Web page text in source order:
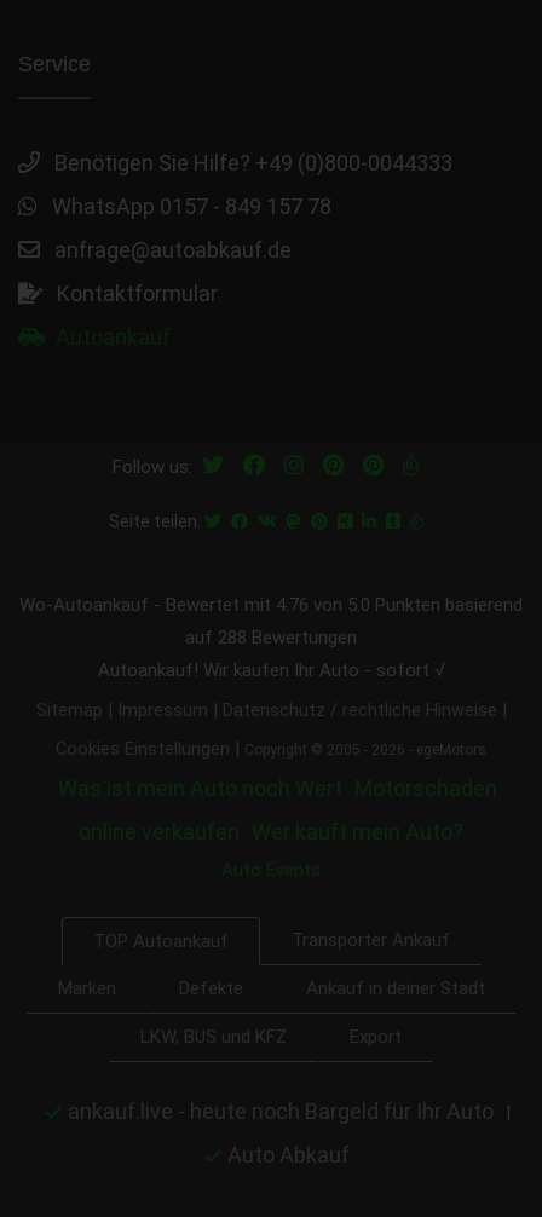
Service
Benötigen Sie Hilfe? +49 (0)800-0044333
WhatsApp 0157 - 849 157 78
anfrage@autoabkauf.de
Kontaktformular
Follow us:
Seite teilen:
Wo-Autoankauf - Bewertet mit 4.76 von 5.0 Punkten basierend
auf 288 Bewertungen
Autoankauf! Wir kaufen Ihr Auto - sofort √
Sitemap Impressum Datenschutz / rechtliche Hinweise
Cookies Einstellungen Copyright © 2005 - 2026 - egeMotors
Was ist mein Auto noch Wert Motorschaden
online verkaufen
Wer kauft mein Auto?
Auto Events
TOP Autoankauf Transporter Ankauf
Marken Defekte Ankauf in deiner Stadt
LKW, BUS und KFZ Export
ankauf.live - heute noch Bargeld für Ihr Auto
Auto Abkauf